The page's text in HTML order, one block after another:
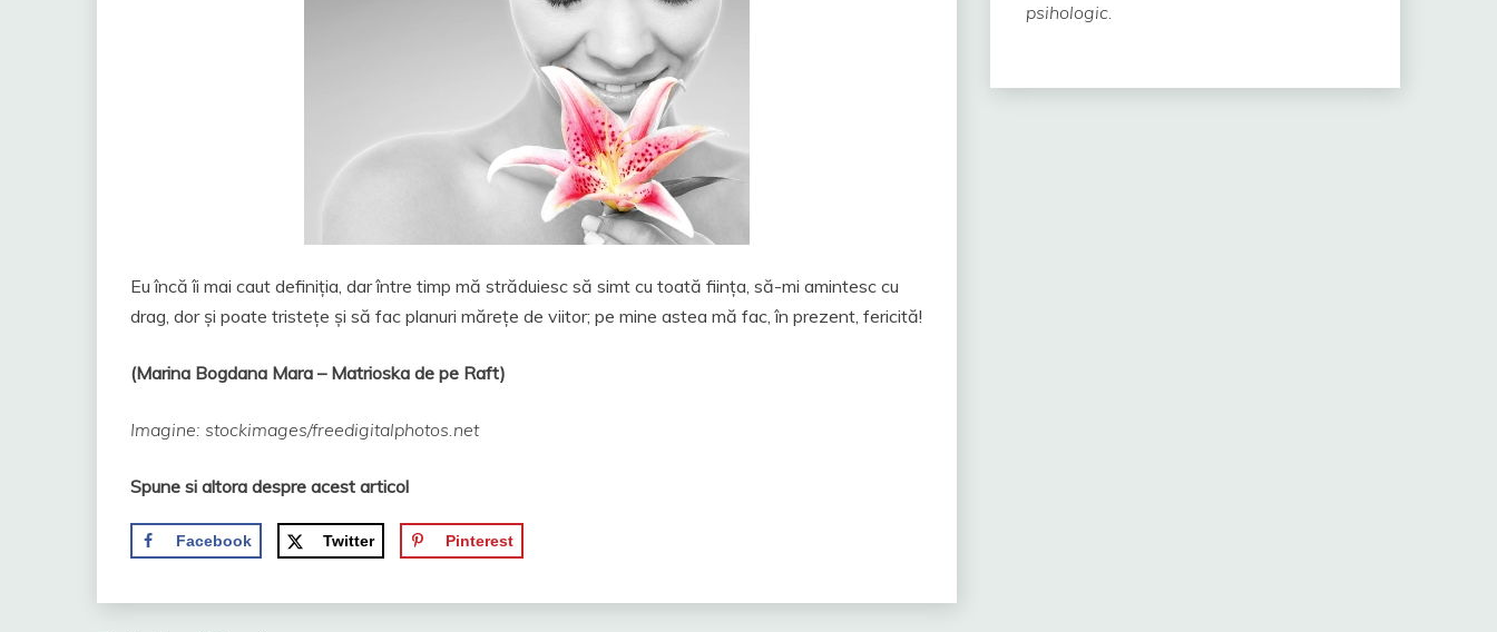
Eu încă îi mai caut definiția, dar între timp mă străduiesc să simt cu toată ființa, să-mi amintesc cu
drag, dor și poate tristețe și să fac planuri mărețe de viitor; pe mine astea mă fac, în prezent, fericită!
(Marina Bogdana Mara – Matrioska de pe Raft)
Imagine: stockimages/freedigitalphotos.net
Spune si altora despre acest articol
Facebook Twitter Pinterest
psihologic.